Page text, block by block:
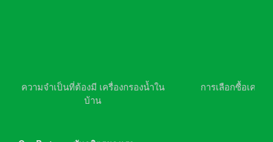
ความจำเป็นที่ต้องมี เครื่องกรองน้ำใน
บ้าน
การเลือกซื้อเครื่อ